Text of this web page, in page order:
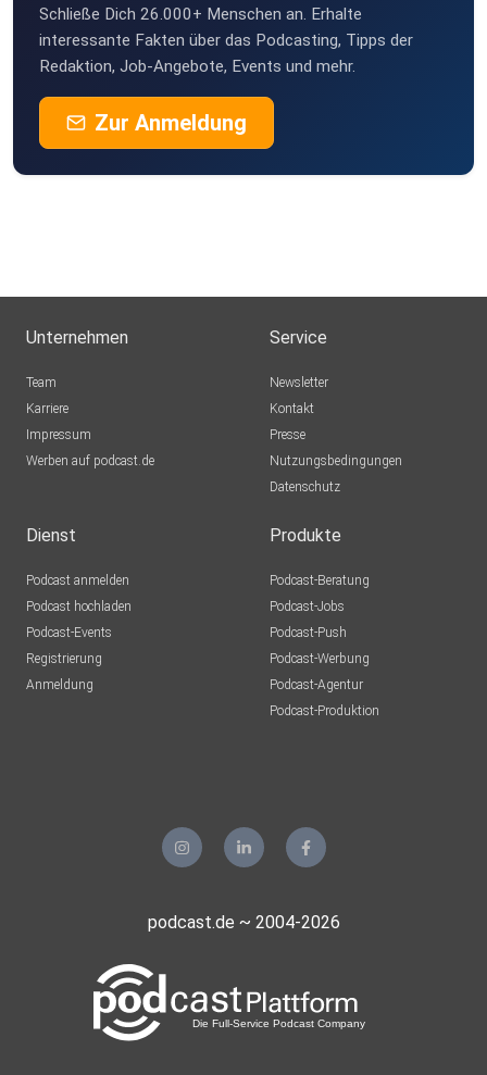
Schließe Dich 26.000+ Menschen an. Erhalte
interessante Fakten über das Podcasting, Tipps der
Redaktion, Job-Angebote, Events und mehr.
Zur Anmeldung
Unternehmen
Team
Karriere
Impressum
Werben auf podcast.de
Service
Newsletter
Kontakt
Presse
Nutzungsbedingungen
Datenschutz
Dienst
Podcast anmelden
Podcast hochladen
Podcast-Events
Registrierung
Anmeldung
Produkte
Podcast-Beratung
Podcast-Jobs
Podcast-Push
Podcast-Werbung
Podcast-Agentur
Podcast-Produktion
podcast.de ~ 2004-2026